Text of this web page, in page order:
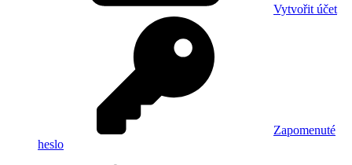
Vytvořit účet
Zapomenuté
heslo